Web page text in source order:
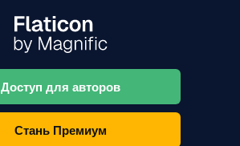
Доступ для авторов
Стань Премиум